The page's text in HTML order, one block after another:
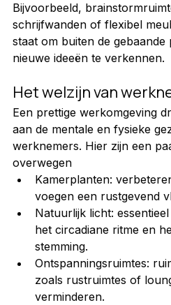
Bijvoorbeeld,
schrijfwanden of flexibel
staat om buiten de gebaande
nieuwe ideeën te verkennen.
Het welzijn van
Een prettige werkomgeving
aan de mentale en fysieke
werknemers. Hier zijn een
overwegen
Kamerplanten:
voegen een rustgevend
Natuurlijk licht:
het circadiane ritme en
stemming.
Ontspanningsruimtes:
zoals rustruimtes of
verminderen.